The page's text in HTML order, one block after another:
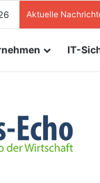
Aktuelle
IT-